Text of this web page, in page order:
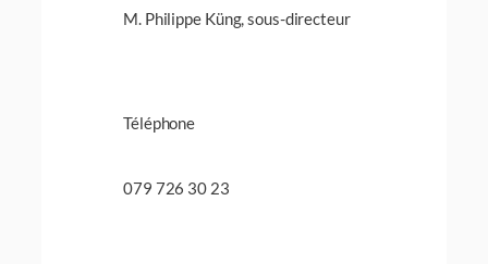
M. Philippe Küng, sous-directeur
Téléphone
079 726 30 23